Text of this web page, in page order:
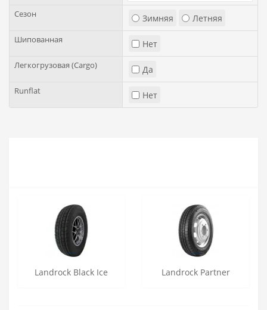
Сезон Зимняя Летняя
Шипованная Нет
Легкогрузовая (Cargo) Да
Runflat Нет
Landrock Black Ice Landrock Partner